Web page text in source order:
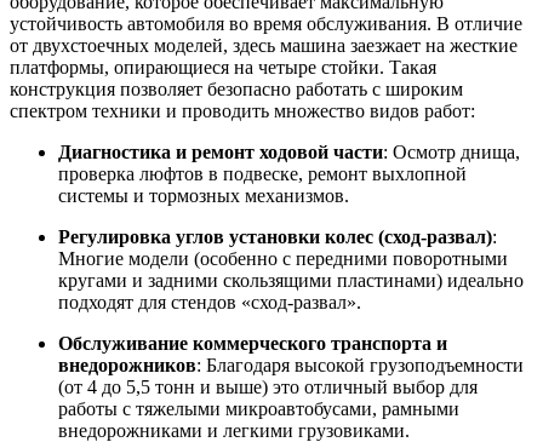
устойчивость автомобиля во время обслуживания. В отличие
от двухстоечных моделей, здесь машина заезжает на жесткие
платформы, опирающиеся на четыре стойки. Такая
конструкция позволяет безопасно работать с широким
спектром техники и проводить множество видов работ:
Диагностика и ремонт ходовой части: Осмотр днища,
проверка люфтов в подвеске, ремонт выхлопной
системы и тормозных механизмов.
Регулировка углов установки колес (сход-развал):
Многие модели (особенно с передними поворотными
кругами и задними скользящими пластинами) идеально
подходят для стендов «сход-развал».
Обслуживание коммерческого транспорта и
внедорожников: Благодаря высокой грузоподъемности
(от 4 до 5,5 тонн и выше) это отличный выбор для
работы с тяжелыми микроавтобусами, рамными
внедорожниками и легкими грузовиками.